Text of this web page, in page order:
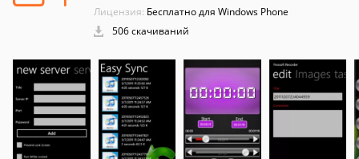
Лицензия: Бесплатно для Windows Phone
506 скачиваний